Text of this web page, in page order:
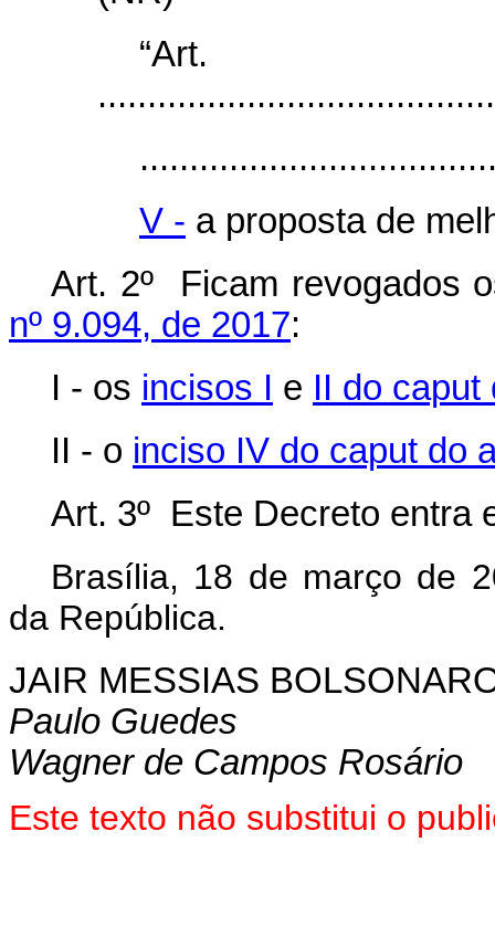
V - a proposta de
Art. 2º Ficam revogados
nº 9.094, de 2017:
I - os incisos I e II do caput
II - o inciso IV do caput do
Art. 3º Este Decreto entra
Brasília, 18 de março de
da República.
JAIR MESSIAS
Paulo Guedes
Wagner de Campos Rosário
Este texto não substitui o